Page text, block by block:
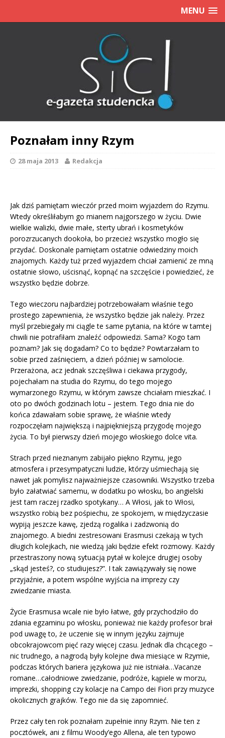
MENU
Poznałam inny Rzym
28 maja 2013 Redakcja
Jak dziś pamiętam wieczór przed moim wyjazdem do Rzymu.
Wtedy określiłabym go mianem najgorszego w życiu. Dwie
wielkie walizki, dwie małe, sterty ubrań i kosmetyków
porozrzucanych dookoła, bo przecież wszystko mogło się
przydać. Doskonale pamiętam ostatnie odwiedziny moich
znajomych. Każdy tuż przed wyjazdem chciał zamienić ze mną
ostatnie słowo, uścisnąć, kopnąć na szczęście i powiedzieć, że
wszystko będzie dobrze.
Tego wieczoru najbardziej potrzebowałam właśnie tego
prostego zapewnienia, że wszystko będzie jak należy. Przez
myśl przebiegały mi ciągle te same pytania, na które w tamtej
chwili nie potrafiłam znaleźć odpowiedzi. Sama? Kogo tam
poznam? Jak się dogadam? Co to będzie? Powtarzałam to
sobie przed zaśnięciem, a dzień później w samolocie.
Przerażona, acz jednak szczęśliwa i ciekawa przygody,
pojechałam na studia do Rzymu, do tego mojego
wymarzonego Rzymu, w którym zawsze chciałam mieszkać. I
oto po dwóch godzinach lotu – jestem. Tego dnia nie do
końca zdawałam sobie sprawę, że właśnie wtedy
rozpoczęłam największą i najpiękniejszą przygodę mojego
życia. To był pierwszy dzień mojego włoskiego dolce vita.
Strach przed nieznanym zabijało piękno Rzymu, jego
atmosfera i przesympatyczni ludzie, którzy uśmiechają się
nawet jak pomylisz najważniejsze czasowniki. Wszystko trzeba
było załatwiać samemu, w dodatku po włosku, bo angielski
jest tam raczej rzadko spotykany… A Włosi, jak to Włosi,
wszystko robią bez pośpiechu, ze spokojem, w międzyczasie
wypiją jeszcze kawę, zjedzą rogalika i zadzwonią do
znajomego. A biedni zestresowani Erasmusi czekają w tych
długich kolejkach, nie wiedzą jaki będzie efekt rozmowy. Każdy
przestraszony nową sytuacją pytał w kolejce drugiej osoby
„skąd jesteś?, co studiujesz?”. I tak zawiązywały się nowe
przyjaźnie, a potem wspólne wyjścia na imprezy czy
zwiedzanie miasta.
Życie Erasmusa wcale nie było łatwe, gdy przychodziło do
zdania egzaminu po włosku, ponieważ nie każdy profesor brał
pod uwagę to, że uczenie się w innym języku zajmuje
obcokrajowcom pięć razy więcej czasu. Jednak dla chcącego –
nic trudnego, a nagrodą były kolejne dwa miesiące w Rzymie,
podczas których bariera językowa już nie istniała…Vacanze
romane…całodniowe zwiedzanie, podróże, kąpiele w morzu,
imprezki, shopping czy kolacje na Campo dei Fiori przy muzyce
okolicznych grajków. Tego nie da się zapomnieć.
Przez cały ten rok poznałam zupełnie inny Rzym. Nie ten z
pocztówek, ani z filmu Woody’ego Allena, ale ten typowo